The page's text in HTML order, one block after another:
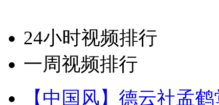
24小时视频排行
一周视频排行
【中国风】德云社孟